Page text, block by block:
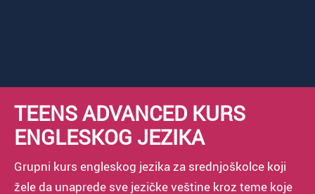
TEENS ADVANCED KURS
ENGLESKOG JEZIKA
Grupni kurs engleskog jezika za srednjoškolce koji
žele da unaprede sve jezičke veštine kroz teme koje